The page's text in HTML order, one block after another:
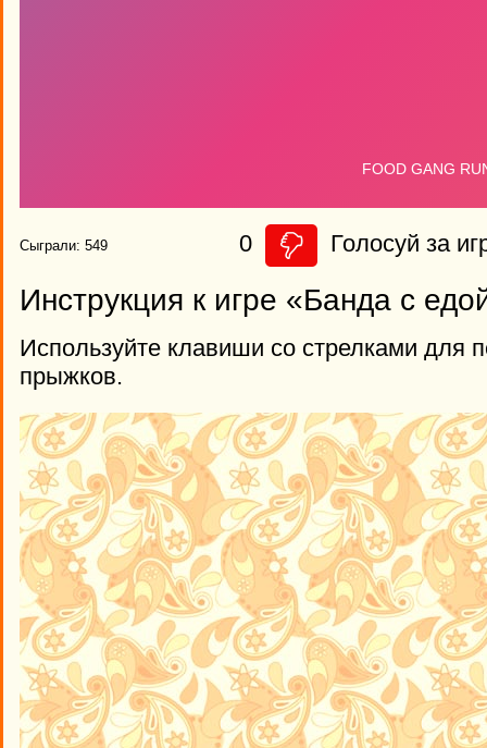
Сыграли: 549 0 Голосуй за
Инструкция к игре «Банда с
Используйте клавиши со стрелками для
прыжков.